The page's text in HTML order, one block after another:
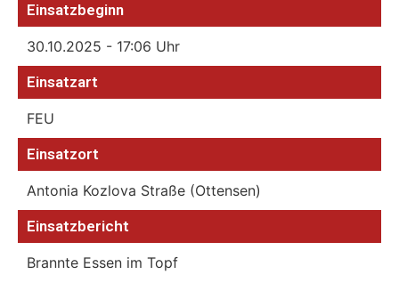
Einsatzbeginn
30.10.2025 - 17:06 Uhr
Einsatzart
FEU
Einsatzort
Antonia Kozlova Straße (Ottensen)
Einsatzbericht
Brannte Essen im Topf